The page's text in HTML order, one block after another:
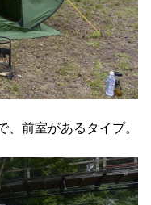
前室があるタイプ。